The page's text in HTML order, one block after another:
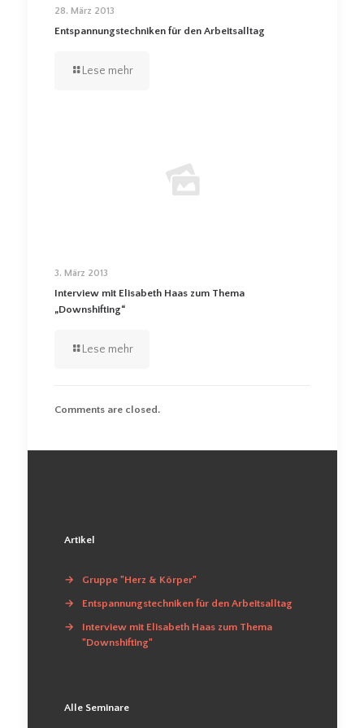
28. März 2013
Entspannungstechniken für den Arbeitsalltag
Lese mehr
3. März 2013
Interview mit Elisabeth Haas zum Thema
„Downshifting“
Lese mehr
Comments are closed.
Artikel
→ Gruppe "Herz & Körper"
→ Entspannungstechniken für den Arbeitsalltag
→
Interview mit Elisabeth Haas zum Thema
"Downshifting"
Alle Seminare